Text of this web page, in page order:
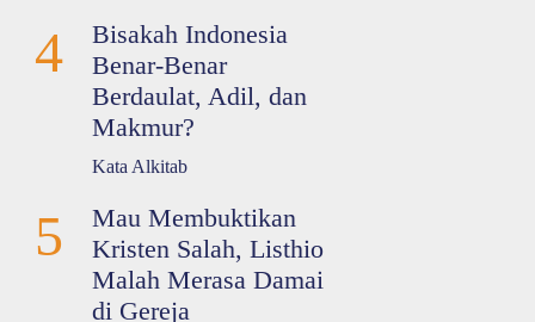
4
Bisakah Indonesia
Benar-Benar
Berdaulat, Adil, dan
Makmur?
Kata Alkitab
5
Mau Membuktikan
Kristen Salah, Listhio
Malah Merasa Damai
di Gereja